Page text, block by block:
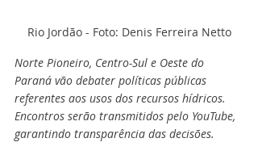
Rio Jordão - Foto: Denis Ferreira Netto
Norte Pioneiro, Centro-Sul e Oeste do
Paraná vão debater políticas públicas
referentes aos usos dos recursos hídricos.
Encontros serão transmitidos pelo YouTube,
garantindo transparência das decisões.